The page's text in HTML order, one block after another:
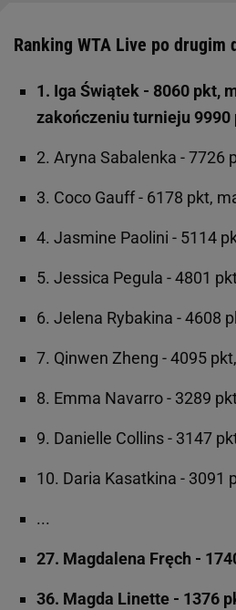
Ranking WTA Live po drugim
1. Iga Świątek - 8060 pkt,
zakończeniu turnieju 9990
2. Aryna Sabalenka - 7726
3. Coco Gauff - 6178 pkt,
4. Jasmine Paolini - 5114
5. Jessica Pegula - 4801
6. Jelena Rybakina - 4608
7. Qinwen Zheng - 4095
8. Emma Navarro - 3289
9. Danielle Collins - 3147
10. Daria Kasatkina - 3091
...
27. Magdalena Fręch -
36. Magda Linette - 1376